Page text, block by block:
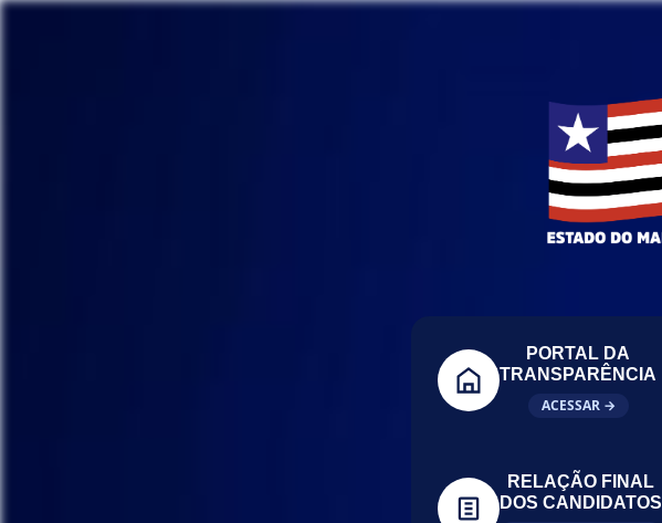
PORTAL DA
TRANSPARÊNCIA
ACESSAR →
RELAÇÃO FINAL
DOS CANDIDATOS